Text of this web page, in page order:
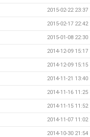
2015-02-22 23:37
2015-02-17 22:42
2015-01-08 22:30
2014-12-09 15:17
2014-12-09 15:15
2014-11-21 13:40
2014-11-16 11:25
2014-11-15 11:52
2014-11-07 11:02
2014-10-30 21:54